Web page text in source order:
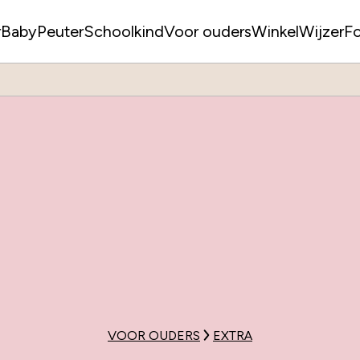
BabyPeuterSchoolkindVoor oudersWinkelWijzer
VOOR OUDERS EXTRA